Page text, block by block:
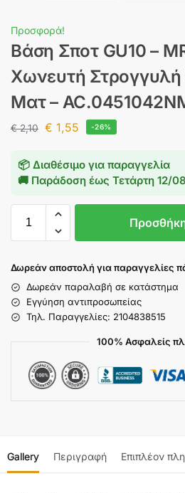
Προσφορά!
Βάση Σποτ GU10 –
Χωνευτή Στρογγυλή
Ματ –
€2,10 € 1,55 -26%
📦 Διαθέσιμο για παραγγελία
🚚 Παράδοση έως Τετάρτη 12/08
Δωρεάν αποστολή για παραγγελίες
Δωρεάν παραλαβή σε κατάστημα
Εγγύηση αντιπροσωπείας
Τηλ. Παραγγελίες: 2104838515
100% Ασφαλείς
Gallery Περιγραφή Επιπλέον